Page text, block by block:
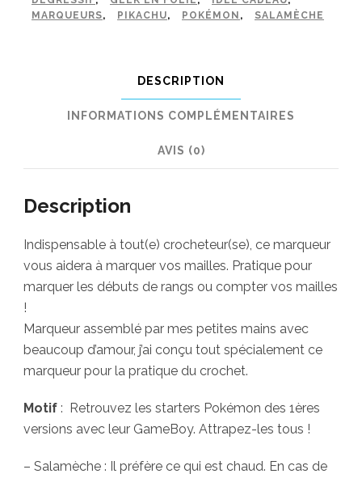
MARQUEURS, PIKACHU, POKÉMON , SALAMÈCHE
DESCRIPTION
INFORMATIONS COMPLÉMENTAIRES
AVIS (0)
Description
Indispensable à tout(e) crocheteur(se), ce marqueur
vous aidera à marquer vos mailles. Pratique pour
marquer les débuts de rangs ou compter vos mailles
!
Marqueur assemblé par mes petites mains avec
beaucoup d’amour, j’ai conçu tout spécialement ce
marqueur pour la pratique du crochet.
Motif : Retrouvez les starters Pokémon des 1ères
versions avec leur GameBoy. Attrapez-les tous !
– Salamèche : Il préfère ce qui est chaud. En cas de